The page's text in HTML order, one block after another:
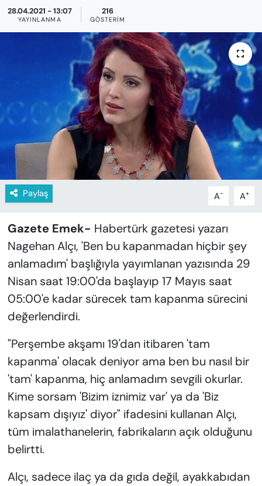
28.04.2021 - 13:07
YAYINLANMA
216
GÖSTERIM
Paylaş A- A+
Gazete Emek- Habertürk gazetesi yazarı
Nagehan Alçı, 'Ben bu kapanmadan hiçbir şey
anlamadım' başlığıyla yayımlanan yazısında 29
Nisan saat 19:00'da başlayıp 17 Mayıs saat
05:00'e kadar sürecek tam kapanma sürecini
değerlendirdi.
"Perşembe akşamı 19'dan itibaren 'tam
kapanma' olacak deniyor ama ben bu nasıl bir
'tam' kapanma, hiç anlamadım sevgili okurlar.
Kime sorsam 'Bizim iznimiz var' ya da 'Biz
kapsam dışıyız' diyor" ifadesini kullanan Alçı,
tüm imalathanelerin, fabrikaların açık olduğunu
belirtti.
Alçı, sadece ilaç ya da gıda değil, ayakkabıdan
KADIN
KÜLTÜR-SANAT
MAGAZİN
ÖZEL HABER
YAZAR KÖŞESİ
VAN VE DİYARBAKIR HABERLERİ